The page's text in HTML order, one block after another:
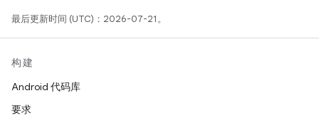
最后更新时间 (UTC)：2026-07-21。
构建
Android 代码库
要求